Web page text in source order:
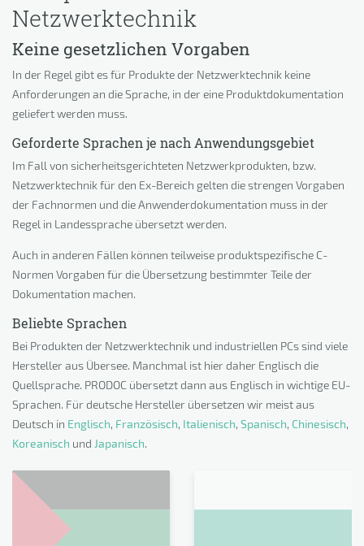
Netzwerktechnik
Keine gesetzlichen Vorgaben
In der Regel gibt es für Produkte der Netzwerktechnik keine
Anforderungen an die Sprache, in der eine Produktdokumentation
geliefert werden muss.
Geforderte Sprachen je nach Anwendungsgebiet
Im Fall von sicherheitsgerichteten Netzwerkprodukten, bzw.
Netzwerktechnik für den Ex-Bereich gelten die strengen Vorgaben
der Fachnormen und die Anwenderdokumentation muss in der
Regel in Landessprache übersetzt werden.
Auch in anderen Fällen können teilweise produktspezifische C-
Normen Vorgaben für die Übersetzung bestimmter Teile der
Dokumentation machen.
Beliebte Sprachen
Bei Produkten der Netzwerktechnik und industriellen PCs sind viele
Hersteller aus Übersee. Manchmal ist hier daher Englisch die
Quellsprache. PRODOC übersetzt dann aus Englisch in wichtige EU-
Sprachen. Für deutsche Hersteller übersetzen wir meist aus
Deutsch in Englisch, Französisch, Italienisch, Spanisch, Chinesisch,
Koreanisch und Japanisch.